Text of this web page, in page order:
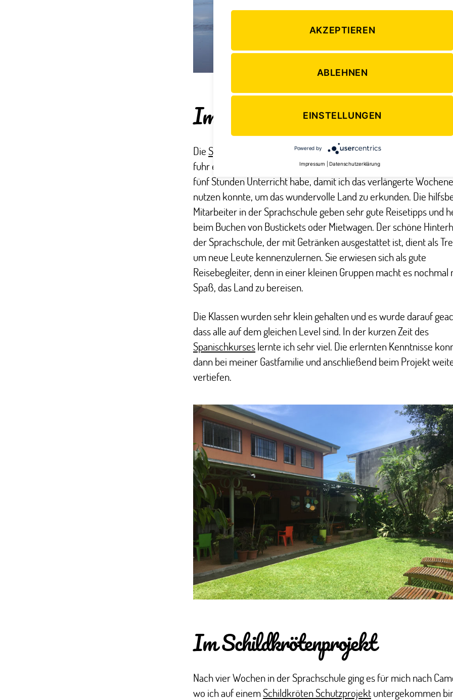
Im Spanisch Sprachkurs
Die Sprachschule in San Joséliegt sehr zentral. Von meiner
fuhr ein Bus direkt dorthin. Ich wählte die Variante, dass ich vier
fünf Stunden Unterricht habe, damit ich das verlängerte
nutzen konnte, um das wundervolle Land zu erkunden. Die
Mitarbeiter in der Sprachschule geben sehr gute Reisetipps und
beim Buchen von Bustickets oder Mietwagen. Der schöne
der Sprachschule, der mit Getränken ausgestattet ist, dient als
um neue Leute kennenzulernen. Sie erwiesen sich als gute
Reisebegleiter, denn in einer kleinen Gruppen macht es nochmal
Spaß, das Land zu bereisen.
Die Klassen wurden sehr klein gehalten und es wurde darauf
dass alle auf dem gleichen Level sind. In der kurzen Zeit des
Spanischkurseslernte ich sehr viel. Die erlernten Kenntnisse
dann bei meiner Gastfamilie und anschließend beim Projekt
vertiefen.
Im Schildkrötenprojekt
Nach vier Wochen in der Sprachschule ging es für mich nach
wo ich auf einemSchildkröten Schutzprojektuntergekommen
AKZEPTIEREN
ABLEHNEN
EINSTELLUNGEN
Powered by
Impressum Datenschutzerklärung